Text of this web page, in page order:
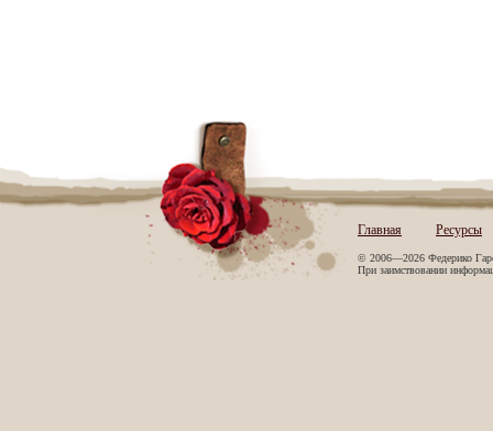
Главная Ресурсы
© 2006—2026 Федерико
При заимствовании